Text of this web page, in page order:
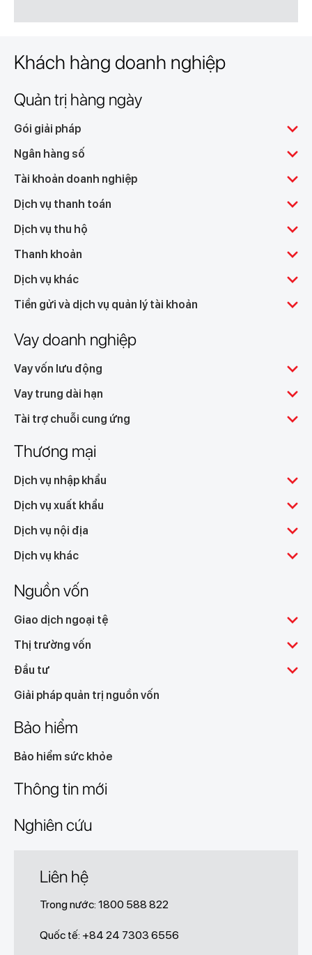
Khách hàng doanh nghiệp
Quản trị hàng ngày
Gói giải pháp
Ngân hàng số
Tài khoản doanh nghiệp
Dịch vụ thanh toán
Dịch vụ thu hộ
Thanh khoản
Dịch vụ khác
Tiền gửi và dịch vụ quản lý tài khoản
Vay doanh nghiệp
Vay vốn lưu động
Vay trung dài hạn
Tài trợ chuỗi cung ứng
Thương mại
Dịch vụ nhập khẩu
Dịch vụ xuất khẩu
Dịch vụ nội địa
Dịch vụ khác
Nguồn vốn
Giao dịch ngoại tệ
Thị trường vốn
Đầu tư
Giải pháp quản trị nguồn vốn
Bảo hiểm
Bảo hiểm sức khỏe
Thông tin mới
Nghiên cứu
Liên hệ
Trong nước:1800 588 822
Quốc tế: +84 24 7303 6556